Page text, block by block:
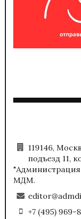
119146,
подъезд 11,
МДМ.
+7 (495) 969-